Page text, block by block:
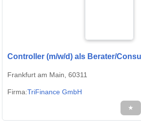
Controller (m/w/d) als Berater/
Frankfurt am Main, 60311
Firma:TriFinance GmbH
★